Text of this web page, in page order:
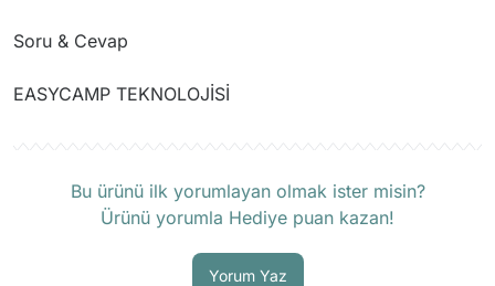
Soru & Cevap
Soru Sor
EASYCAMP TEKNOLOJİSİ
Bu ürünü ilk yorumlayan olmak ister misin?
Ürünü yorumla Hediye puan kazan!
Yorum Yaz